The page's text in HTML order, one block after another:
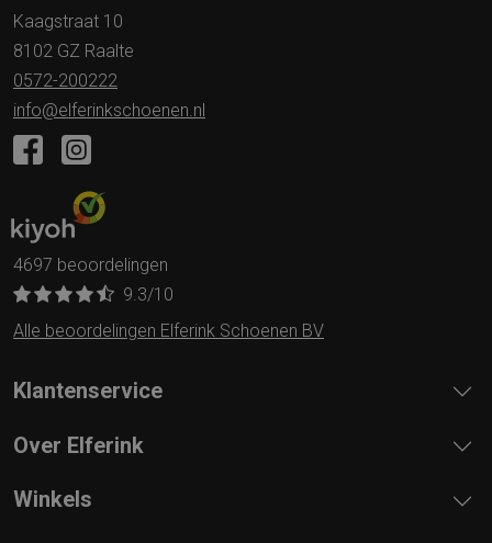
Kaagstraat 10
8102 GZ Raalte
0572-200222
info@elferinkschoenen.nl
4697 beoordelingen
9.3/10
Alle beoordelingen Elferink Schoenen BV
Klantenservice
Over Elferink
Winkels